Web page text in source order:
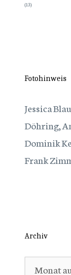
(13)
Fotohinweis
Jessica
Döhring,
Dominik
Frank
Archiv
Archiv